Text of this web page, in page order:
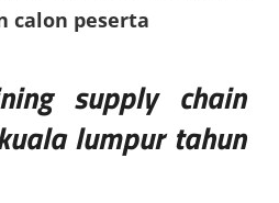
calon peserta
supply chain
lumpurtahun